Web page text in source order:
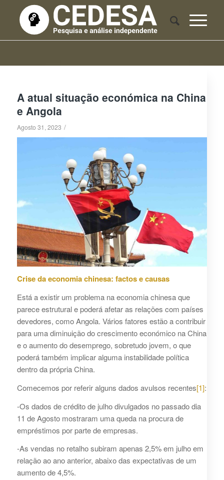
A atual situação económica na China
e Angola
Agosto 31, 2023 /
Crise da economia chinesa: factos e causas
Está a existir um problema na economia chinesa que
parece estrutural e poderá afetar as relações com países
devedores, como Angola. Vários fatores estão a contribuir
para uma diminuição do crescimento económico na China
e o aumento do desemprego, sobretudo jovem, o que
poderá também implicar alguma instabilidade política
dentro da própria China.
Comecemos por referir alguns dados avulsos recentes[1]:
-Os dados de crédito de julho divulgados no passado dia
11 de Agosto mostraram uma queda na procura de
empréstimos por parte de empresas.
-As vendas no retalho subiram apenas 2,5% em julho em
relação ao ano anterior, abaixo das expectativas de um
aumento de 4,5%.